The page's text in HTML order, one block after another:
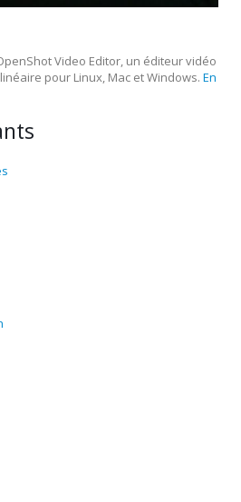
Video Editor, un éditeur vidéo
pour Linux, Mac et Windows. En